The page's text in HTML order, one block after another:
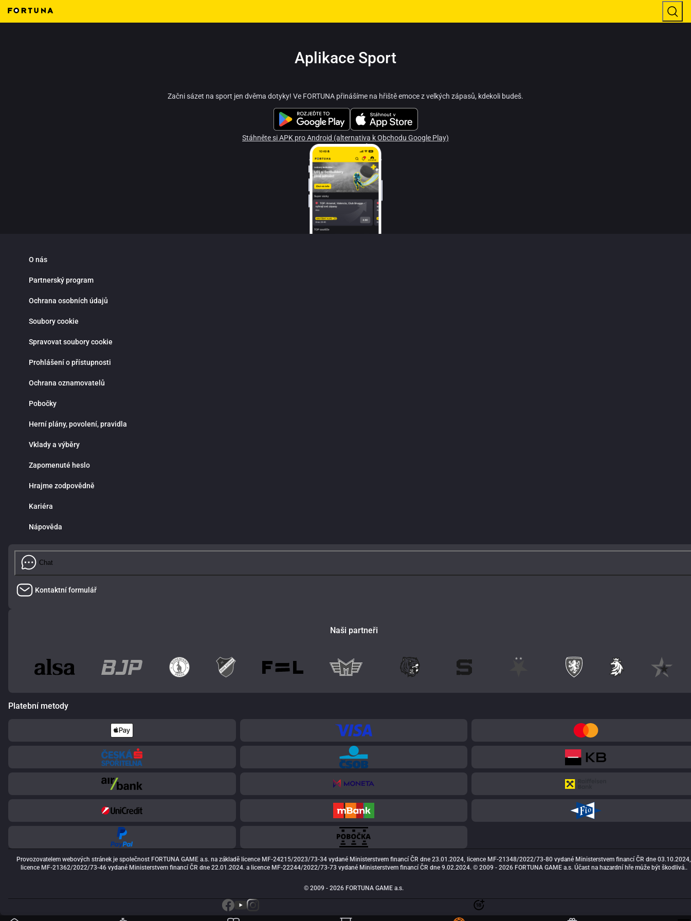
Aplikace Sport
Začni sázet na sport jen dvěma dotyky! Ve FORTUNA přinášíme na hřiště emoce z velkých zápasů, kdekoli budeš.
Stáhněte si APK pro Android (alternativa k Obchodu Google Play)
O nás
Partnerský program
Ochrana osobních údajů
Soubory cookie
Spravovat soubory cookie
Prohlášení o přístupnosti
Ochrana oznamovatelů
Pobočky
Herní plány, povolení, pravidla
Vklady a výběry
Zapomenuté heslo
Hrajme zodpovědně
Kariéra
Nápověda
Chat
Kontaktní formulář
Naši partneři
Platební metody
Provozovatelem webových stránek je společnost FORTUNA GAME a.s. na základě licence MF-24215/2023/73-34 vydané Ministerstvem financí ČR dne 23.01.2024, licence MF-21348/2022/73-80 vydané Ministerstvem financí ČR dne 03.10.2024,
licence MF-21362/2022/73-46 vydané Ministerstvem financí ČR dne 22.01.2024. a licence MF-22244/2022/73-73 vydané Ministerstvem financí ČR dne 9.02.2024. © 2009 - 2026 FORTUNA GAME a.s. Účast na hazardní hře může být škodlivá..
© 2009 - 2026 FORTUNA GAME a.s.